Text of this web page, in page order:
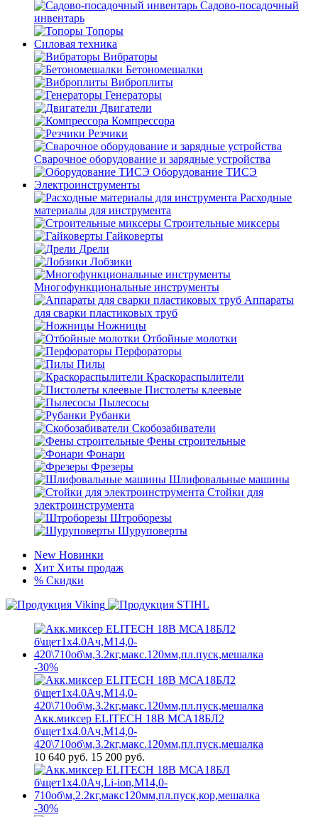
Садово-посадочный
инвентарь
Топоры
Силовая техника
Вибраторы
Бетономешалки
Виброплиты
Генераторы
Двигатели
Компрессора
Резчики
Сварочное оборудование и зарядные устройства
Оборудование ТИСЭ
Электроинструменты
Расходные
материалы для инструмента
Строительные миксеры
Гайковерты
Дрели
Лобзики
Многофункциональные инструменты
Аппараты
для сварки пластиковых труб
Ножницы
Отбойные молотки
Перфораторы
Пилы
Краскораспылители
Пистолеты клеевые
Пылесосы
Рубанки
Скобозабиватели
Фены строительные
Фонари
Фрезеры
Шлифовальные машины
Стойки для
электроинструмента
Штроборезы
Шуруповерты
New Новинки
Хит Хиты продаж
% Скидки
-30%
Акк.миксер ELITECH 18В МСА18БЛ2
б\щет1х4.0Ач,М14,0-
420\710об\м,3.2кг,макс.120мм,пл.пуск,мешалка
10 640 руб. 15 200 руб.
-30%